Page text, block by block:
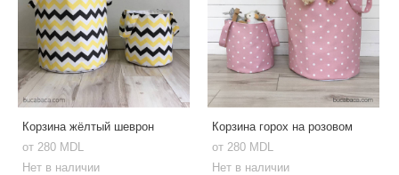
Корзина жёлтый шеврон
от 280 MDL
Нет в наличии
Корзина горох на розовом
от 280 MDL
Нет в наличии